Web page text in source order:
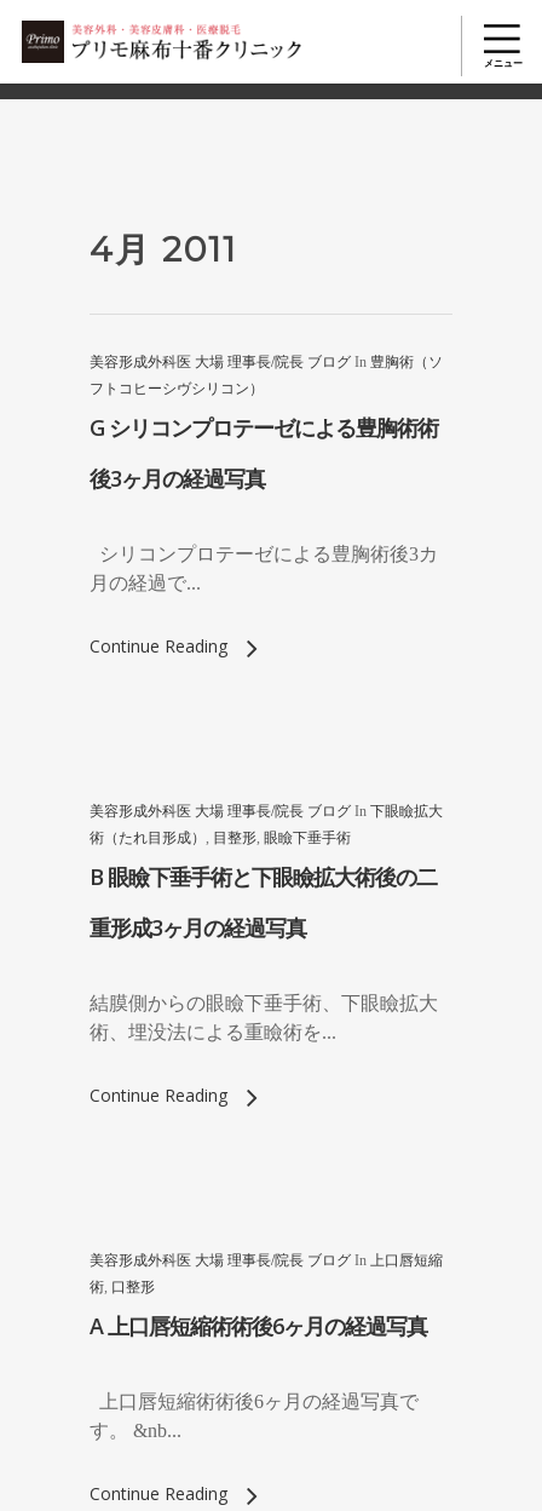
4月 2011
美容形成外科医 大場 理事長/院長 ブログ In 豊胸術（ソ
フトコヒーシヴシリコン）
G シリコンプロテーゼによる豊胸術術
後3ヶ月の経過写真
シリコンプロテーゼによる豊胸術後3カ
月の経過で...
Continue Reading
美容形成外科医 大場 理事長/院長 ブログ In 下眼瞼拡大
術（たれ目形成） , 目整形, 眼瞼下垂手術
B 眼瞼下垂手術と下眼瞼拡大術後の二
重形成3ヶ月の経過写真
結膜側からの眼瞼下垂手術、下眼瞼拡大
術、埋没法による重瞼術を...
Continue Reading
美容形成外科医 大場 理事長/院長 ブログ In 上口唇短縮
術, 口整形
A 上口唇短縮術術後6ヶ月の経過写真
上口唇短縮術術後6ヶ月の経過写真で
す。 &nb...
Continue Reading